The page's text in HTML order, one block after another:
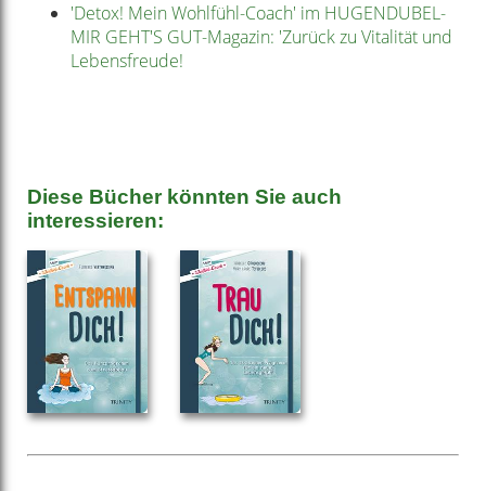
'Detox! Mein Wohlfühl-Coach' im HUGENDUBEL-
MIR GEHT'S GUT-Magazin: 'Zurück zu Vitalität und
Lebensfreude!
Diese Bücher könnten Sie auch
interessieren: